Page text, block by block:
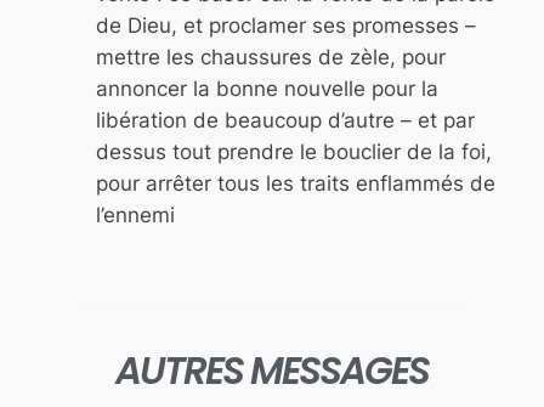
de Dieu, et proclamer ses promesses –
mettre les chaussures de zèle, pour
annoncer la bonne nouvelle pour la
libération de beaucoup d’autre – et par
dessus tout prendre le bouclier de la foi,
pour arrêter tous les traits enflammés de
l’ennemi
AUTRES MESSAGES